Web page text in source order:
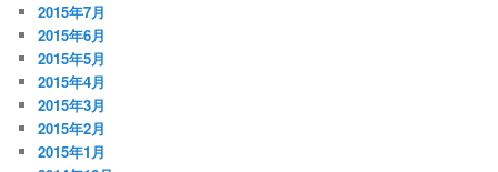
2015年7月
2015年6月
2015年5月
2015年4月
2015年3月
2015年2月
2015年1月